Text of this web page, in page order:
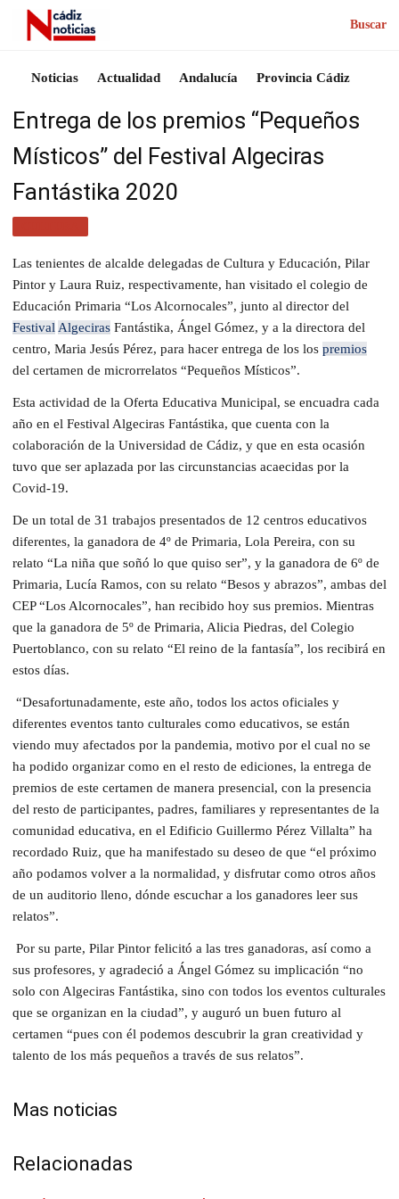
Buscar
Noticias Actualidad Andalucía Provincia Cádiz
Entrega de los premios “Pequeños
Místicos” del Festival Algeciras
Fantástika 2020
Las tenientes de alcalde delegadas de Cultura y Educación, Pilar
Pintor y Laura Ruiz, respectivamente, han visitado el colegio de
Educación Primaria “Los Alcornocales”, junto al director del
Festival Algeciras Fantástika, Ángel Gómez, y a la directora del
centro, Maria Jesús Pérez, para hacer entrega de los los premios
del certamen de microrrelatos “Pequeños Místicos”.
Esta actividad de la Oferta Educativa Municipal, se encuadra cada
año en el Festival Algeciras Fantástika, que cuenta con la
colaboración de la Universidad de Cádiz, y que en esta ocasión
tuvo que ser aplazada por las circunstancias acaecidas por la
Covid-19.
De un total de 31 trabajos presentados de 12 centros educativos
diferentes, la ganadora de 4º de Primaria, Lola Pereira, con su
relato “La niña que soñó lo que quiso ser”, y la ganadora de 6º de
Primaria, Lucía Ramos, con su relato “Besos y abrazos”, ambas del
CEP “Los Alcornocales”, han recibido hoy sus premios. Mientras
que la ganadora de 5º de Primaria, Alicia Piedras, del Colegio
Puertoblanco, con su relato “El reino de la fantasía”, los recibirá en
estos días.
“Desafortunadamente, este año, todos los actos oficiales y
diferentes eventos tanto culturales como educativos, se están
viendo muy afectados por la pandemia, motivo por el cual no se
ha podido organizar como en el resto de ediciones, la entrega de
premios de este certamen de manera presencial, con la presencia
del resto de participantes, padres, familiares y representantes de la
comunidad educativa, en el Edificio Guillermo Pérez Villalta” ha
recordado Ruiz, que ha manifestado su deseo de que “el próximo
año podamos volver a la normalidad, y disfrutar como otros años
de un auditorio lleno, dónde escuchar a los ganadores leer sus
relatos”.
Por su parte, Pilar Pintor felicitó a las tres ganadoras, así como a
sus profesores, y agradeció a Ángel Gómez su implicación “no
solo con Algeciras Fantástika, sino con todos los eventos culturales
que se organizan en la ciudad”, y auguró un buen futuro al
certamen “pues con él podemos descubrir la gran creatividad y
talento de los más pequeños a través de sus relatos”.
Mas noticias
Relacionadas